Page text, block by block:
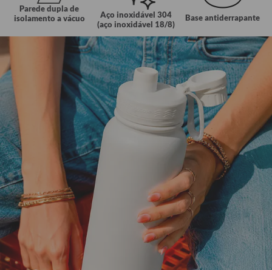
Parede dupla de
isolamento a vácuo
Aço inoxidável 304
(aço inoxidável 18/8)
Base antiderrapante